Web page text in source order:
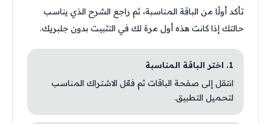
تأكد أولًا من الباقة المناسبة، ثم راجع الشرح الذي يناسب
حالتك إذا كانت هذه أول مرة لك في التثبيت بدون جلبريك.
1. اختر الباقة المناسبة
انتقل إلى صفحة الباقات ثم فعّل الاشتراك المناسب
لتحميل التطبيق.